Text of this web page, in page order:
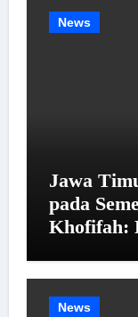
News
Jawa
pada
Khofifah:
Menurun
News